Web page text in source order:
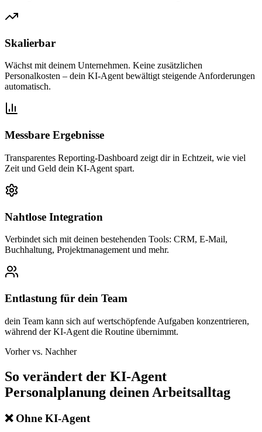
Skalierbar
Wächst mit deinem Unternehmen. Keine zusätzlichen
Personalkosten – dein KI-Agent bewältigt steigende Anforderungen
automatisch.
Messbare Ergebnisse
Transparentes Reporting-Dashboard zeigt dir in Echtzeit, wie viel
Zeit und Geld dein KI-Agent spart.
Nahtlose Integration
Verbindet sich mit deinen bestehenden Tools: CRM, E-Mail,
Buchhaltung, Projektmanagement und mehr.
Entlastung für dein Team
dein Team kann sich auf wertschöpfende Aufgaben konzentrieren,
während der KI-Agent die Routine übernimmt.
Vorher vs. Nachher
So verändert der KI-Agent
Personalplanung deinen Arbeitsalltag
❌Ohne KI-Agent